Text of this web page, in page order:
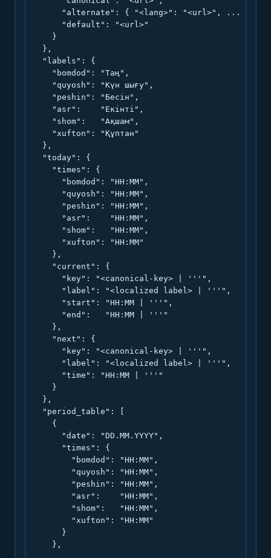
      "alternate": { "<lang>": "<url>", ... },
      "default": "<url>"
    }
  },
  "labels": {
    "bomdod": "Таң",
    "quyosh": "Күн шығу",
    "peshin": "Бесін",
    "asr":    "Екінті",
    "shom":   "Ақшам",
    "xufton": "Құптан"
  },
  "today": {
    "times": {
      "bomdod": "HH:MM",
      "quyosh": "HH:MM",
      "peshin": "HH:MM",
      "asr":    "HH:MM",
      "shom":   "HH:MM",
      "xufton": "HH:MM"
    },
    "current": {
      "key": "<canonical-key> | '''",
      "label": "<localized label> | '''",
      "start": "HH:MM | '''",
      "end":   "HH:MM | '''"
    },
    "next": {
      "key": "<canonical-key> | '''",
      "label": "<localized label> | '''",
      "time": "HH:MM | '''"
    }
  },
  "period_table": [
    {
      "date": "DD.MM.YYYY",
      "times": {
        "bomdod": "HH:MM",
        "quyosh": "HH:MM",
        "peshin": "HH:MM",
        "asr":    "HH:MM",
        "shom":   "HH:MM",
        "xufton": "HH:MM"
      }
    },